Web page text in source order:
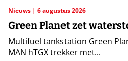
Nieuws 6 augustus 2026
Green Planet zet
Multifuel tankstation Green
MAN hTGX trekker met...